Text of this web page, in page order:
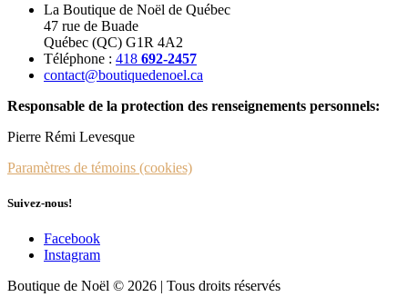
La Boutique de Noël de Québec
47 rue de Buade
Québec (QC) G1R 4A2
Téléphone : 418 692-2457
contact@boutiquedenoel.ca
Responsable de la protection des renseignements personnels:
Pierre Rémi Levesque
Paramètres de témoins (cookies)
Suivez-nous!
Facebook
Instagram
Boutique de Noël © 2026 | Tous droits réservés